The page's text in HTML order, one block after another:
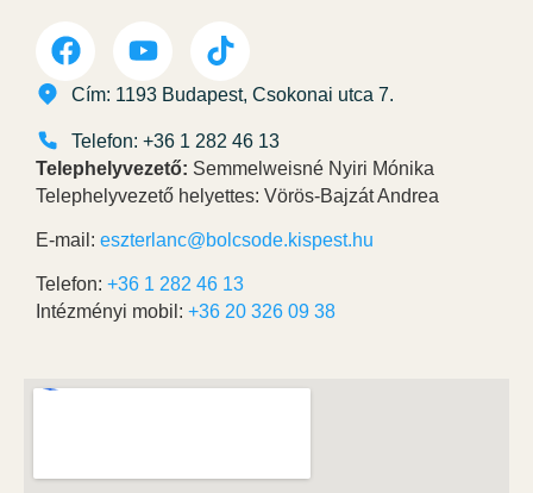
Cím: 1193 Budapest, Csokonai utca 7.
Telefon: +36 1 282 46 13
Telephelyvezető: Semmelweisné Nyiri Mónika
Telephelyvezető helyettes: Vörös-Bajzát Andrea
E-mail: eszterlanc@bolcsode.kispest.hu
Telefon: +36 1 282 46 13
Intézményi mobil: +36 20 326 09 38